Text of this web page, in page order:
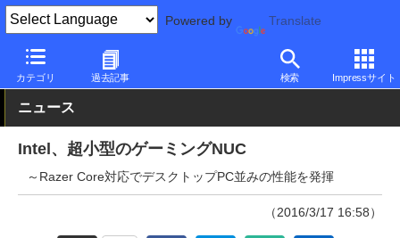
Powered by Translate
カテゴリ 過去記事 検索 Impressサイト
PC Watch パソコン/タブレット/スマートフォン ゲーミングパソ
ニュース
Intel、超小型のゲーミングNUC
～Razer Core対応でデスクトップPC並みの性能を発揮
（2016/3/17 16:58）